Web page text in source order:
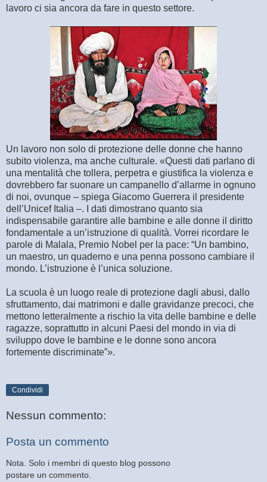
lavoro ci sia ancora da fare in questo settore.
Un lavoro non solo di protezione delle donne che hanno
subito violenza, ma anche culturale. «Questi dati parlano di
una mentalità che tollera, perpetra e giustifica la violenza e
dovrebbero far suonare un campanello d’allarme in ognuno
di noi, ovunque – spiega Giacomo Guerrera il presidente
dell’Unicef Italia –. I dati dimostrano quanto sia
indispensabile garantire alle bambine e alle donne il diritto
fondamentale a un’istruzione di qualità. Vorrei ricordare le
parole di Malala, Premio Nobel per la pace: “Un bambino,
un maestro, un quaderno e una penna possono cambiare il
mondo. L’istruzione è l’unica soluzione.
La scuola è un luogo reale di protezione dagli abusi, dallo
sfruttamento, dai matrimoni e dalle gravidanze precoci, che
mettono letteralmente a rischio la vita delle bambine e delle
ragazze, soprattutto in alcuni Paesi del mondo in via di
sviluppo dove le bambine e le donne sono ancora
fortemente discriminate”».
Condividi
Nessun commento:
Posta un commento
Nota. Solo i membri di questo blog possono
postare un commento.